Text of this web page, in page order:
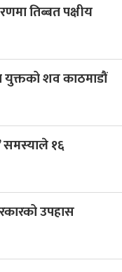
तिब्बत पक्षीय
युक्तको शव काठमाडौं
समस्याले १६
उपहास